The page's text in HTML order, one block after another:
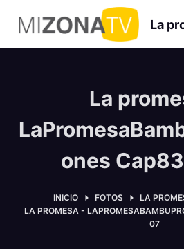
S
a
l
La
La
ones
INICIO FOTOS
LA
LA PROMESA -
07